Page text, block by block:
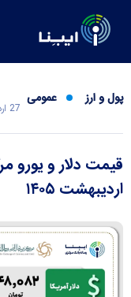
پول و ارز عمومی
27 ارديبهشت 1405 - 10:10
اردیبهشت ۱۴۰۵